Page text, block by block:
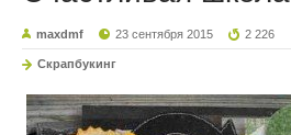
maxdmf 23 сентября 2015 2 226
Скрапбукинг